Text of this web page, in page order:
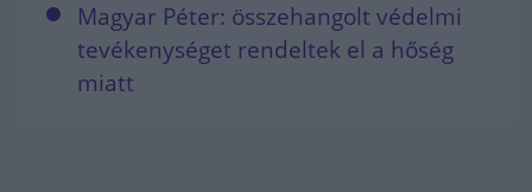
Magyar Péter: összehangolt védelmi
tevékenységet rendeltek el a hőség
miatt